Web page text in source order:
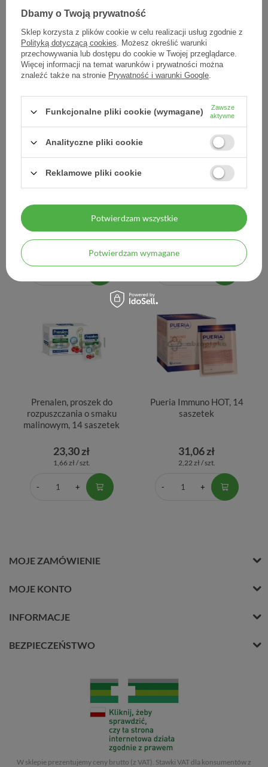
22,21 zł
1,11 zł / szt. 1,03 zł / szt.
Prenalen Gardło z maliną i
19,90 zł
Prenalen Katar, spray do
31,55 zł
Prenalen, proszek do
rozpuszczania o smaku
malinowym, 14 saszetek
23,30 zł
1,66 zł / szt.
Pueria Immuno HOT, 14
saszetek
31,06 zł
2,22 zł / szt.
MOJE ZAMÓWIENIE
MOJE KONTO
INFORMACJE
BEZPIECZEŃSTWO
W sklepie prezentujemy ceny brutto (z VAT). Stawki VAT dla konsumentów z
Dbamy o Twoją prywatność
Sklep korzysta z plików cookie w celu realizacji usług zgodnie z
Polityką dotyczącą cookies. Możesz określić warunki
przechowywania lub dostępu do cookie w Twojej przeglądarce.
Więcej informacji na temat warunków i prywatności można
znaleźć także na stronie Prywatność i warunki Google.
Funkcjonalne pliki cookie (wymagane)
Zawsze
aktywne
Analityczne pliki cookie
Reklamowe pliki cookie
Potwierdzam wymagane
Potwierdzam wszystkie